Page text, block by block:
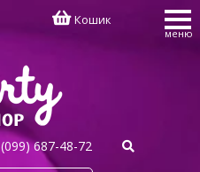
Кошик
меню
(099) 687-48-72